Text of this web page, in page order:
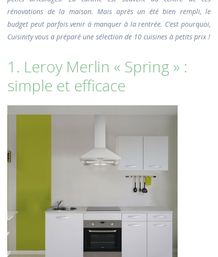
rénovations de la maison. Mais après un été bien rempli, le
budget peut parfois venir à manquer à la rentrée. C’est pourquoi,
Cuisinity vous a préparé une sélection de 10 cuisines à petits prix !
1. Leroy Merlin « Spring » :
simple et efficace